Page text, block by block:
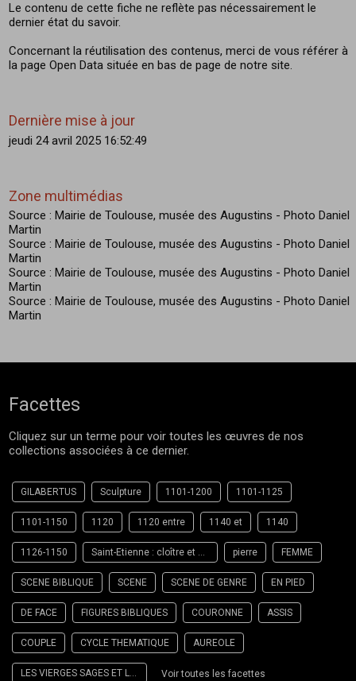
Le contenu de cette fiche ne reflète pas nécessairement le
dernier état du savoir.
Concernant la réutilisation des contenus, merci de vous référer à
la page Open Data située en bas de page de notre site.
Dernière mise à jour
jeudi 24 avril 2025 16:52:49
Zone multimédias
Source : Mairie de Toulouse, musée des Augustins - Photo Daniel
Martin
Source : Mairie de Toulouse, musée des Augustins - Photo Daniel
Martin
Source : Mairie de Toulouse, musée des Augustins - Photo Daniel
Martin
Source : Mairie de Toulouse, musée des Augustins - Photo Daniel
Martin
Facettes
Cliquez sur un terme pour voir toutes les œuvres de nos
collections associées à ce dernier.
GILABERTUS Sculpture 1101-1200 1101-1125
1101-1150 1120 1120 entre 1140 et 1140
1126-1150 Saint-Etienne : cloître et bâtiments adjacents Toulouse pierre FEMME
SCENE BIBLIQUE SCENE SCENE DE GENRE EN PIED
DE FACE FIGURES BIBLIQUES COURONNE ASSIS
COUPLE CYCLE THEMATIQUE AUREOLE
LES VIERGES SAGES ET LES VIERGES FOLLES Voir toutes les facettes